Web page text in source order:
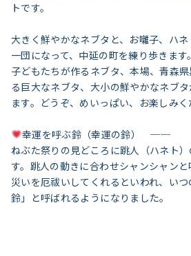
トです。
大きく鮮やかなネブタと、お囃子、ハネ
一団になって、中延の町を練り歩きま
子どもたちが作るネブタ、本場、青森
る巨大なネブタ、大小の鮮やかなネブ
ます。どうぞ、めいっぱい、お楽しみく
幸運を呼ぶ鈴（幸運の鈴） ──
ねぶた祭りの見どころに跳人（ハネト
す。跳人の動きに合わせシャンシャン
災いを厄祓いしてくれるといわれ、い
鈴」と呼ばれるようになりました。